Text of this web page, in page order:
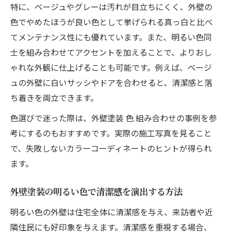
特に、ベージュやグレーは汚れが目立ちにくく、外壁の
色でやめたほうが良い色として挙げられる真っ白と比べ
てメンテナンス性にも優れています。また、明るい色同
士を組み合わせてアクセントを加えることで、よりおし
ゃれな外観に仕上げることも可能です。例えば、ベージ
ュの外壁に白いサッシやドアを合わせると、清潔感と落
ち着きを両立できます。
色選びで迷った際は、外壁塗装 色 組み合わせの事例を参
考にするのもおすすめです。実際の施工写真を見ること
で、失敗しないカラーコーディネートのヒントが得られ
ます。
外壁塗装の明るい色で清潔感を演出する方法
明るい色の外壁は住宅全体に清潔感を与え、来訪者や近
隣住民にも好印象を与えます。清潔感を重視する場合、